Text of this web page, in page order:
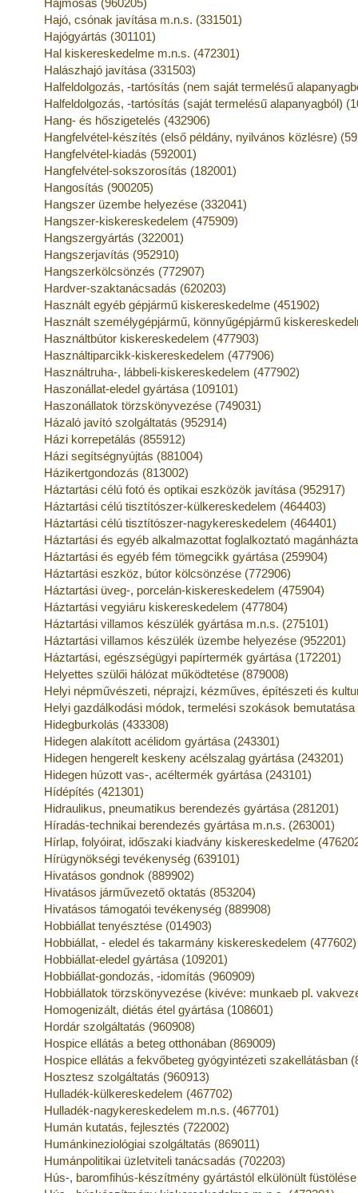
Hajmosás (960205)
Hajó, csónak javítása m.n.s. (331501)
Hajógyártás (301101)
Hal kiskereskedelme m.n.s. (472301)
Halászhajó javítása (331503)
Halfeldolgozás, -tartósítás (nem saját termelésű
Halfeldolgozás, -tartósítás (saját termelésű alapanyagból)
Hang- és hőszigetelés (432906)
Hangfelvétel-készítés (első példány, nyilvános közlésre)
Hangfelvétel-kiadás (592001)
Hangfelvétel-sokszorosítás (182001)
Hangosítás (900205)
Hangszer üzembe helyezése (332041)
Hangszer-kiskereskedelem (475909)
Hangszergyártás (322001)
Hangszerjavítás (952910)
Hangszerkölcsönzés (772907)
Hardver-szaktanácsadás (620203)
Használt egyéb gépjármű kiskereskedelme (451902)
Használt személygépjármű, könnyűgépjármű
Használtbútor kiskereskedelem (477903)
Használtiparcikk-kiskereskedelem (477906)
Használtruha-, lábbeli-kiskereskedelem (477902)
Haszonállat-eledel gyártása (109101)
Haszonállatok törzskönyvezése (749031)
Házaló javító szolgáltatás (952914)
Házi korrepetálás (855912)
Házi segítségnyújtás (881004)
Házikertgondozás (813002)
Háztartási célú fotó és optikai eszközök javítása (952917)
Háztartási célú tisztítószer-külkereskedelem (464403)
Háztartási célú tisztítószer-nagykereskedelem (464401)
Háztartási és egyéb alkalmazottat foglalkoztató
Háztartási és egyéb fém tömegcikk gyártása (259904)
Háztartási eszköz, bútor kölcsönzése (772906)
Háztartási üveg-, porcelán-kiskereskedelem (475904)
Háztartási vegyiáru kiskereskedelem (477804)
Háztartási villamos készülék gyártása m.n.s. (275101)
Háztartási villamos készülék üzembe helyezése (952201)
Háztartási, egészségügyi papírtermék gyártása (172201)
Helyettes szülői hálózat működtetése (879008)
Helyi népművészeti, néprajzi, kézműves, építészeti és
Helyi gazdálkodási módok, termelési szokások bemutatása
Hidegburkolás (433308)
Hidegen alakított acélidom gyártása (243301)
Hidegen hengerelt keskeny acélszalag gyártása (243201)
Hidegen húzott vas-, acéltermék gyártása (243101)
Hídépítés (421301)
Hidraulikus, pneumatikus berendezés gyártása (281201)
Híradás-technikai berendezés gyártása m.n.s. (263001)
Hírlap, folyóirat, időszaki kiadvány kiskereskedelme
Hírügynökségi tevékenység (639101)
Hivatásos gondnok (889902)
Hivatásos járművezető oktatás (853204)
Hivatásos támogatói tevékenység (889908)
Hobbiállat tenyésztése (014903)
Hobbiállat, - eledel és takarmány kiskereskedelem (477602)
Hobbiállat-eledel gyártása (109201)
Hobbiállat-gondozás, -idomítás (960909)
Hobbiállatok törzskönyvezése (kivéve: munkaeb pl.
Homogenizált, diétás étel gyártása (108601)
Hordár szolgáltatás (960908)
Hospice ellátás a beteg otthonában (869009)
Hospice ellátás a fekvőbeteg gyógyintézeti szakellátásban
Hosztesz szolgáltatás (960913)
Hulladék-külkereskedelem (467702)
Hulladék-nagykereskedelem m.n.s. (467701)
Humán kutatás, fejlesztés (722002)
Humánkineziológiai szolgáltatás (869011)
Humánpolitikai üzletviteli tanácsadás (702203)
Hús-, baromfihús-készítmény gyártástól elkülönült